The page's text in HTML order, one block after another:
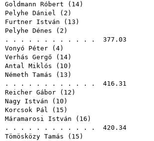
Goldmann Róbert ( 14)
Pelyhe Dániel ( 2 )
Furtner István ( 13 )
Pelyhe Dénes ( 2 )
. . . . . . . . . . . . 377.03
Vonyó Péter ( 4)
Verhás Gergő ( 14)
Antal Miklós ( 10 )
Németh Tamás ( 13 )
. . . . . . . . . . . . 416.31
Reicher Gábor ( 12 )
Nagy István ( 10 )
Korcsok Pál ( 15 )
Máramarosi István ( 16 )
. . . . . . . . . . . . 420.34
Tömösközy Tamás ( 15 )